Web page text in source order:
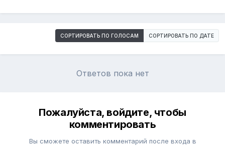
СОРТИРОВАТЬ ПО ГОЛОСАМ СОРТИРОВАТЬ ПО ДАТЕ
Ответов пока нет
Пожалуйста, войдите, чтобы
комментировать
Вы сможете оставить комментарий после входа в